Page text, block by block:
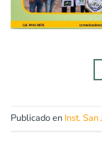
Publicado en Inst. San